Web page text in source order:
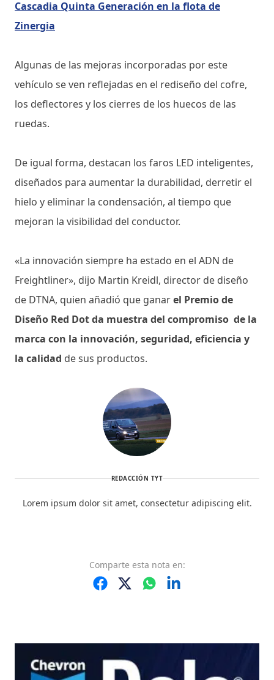
Cascadia Quinta Generación en la flota de
Zinergia
Algunas de las mejoras incorporadas por este
vehículo se ven reflejadas en el rediseño del cofre,
los deflectores y los cierres de los huecos de las
ruedas.
De igual forma, destacan los faros LED inteligentes,
diseñados para aumentar la durabilidad, derretir el
hielo y eliminar la condensación, al tiempo que
mejoran la visibilidad del conductor.
«La innovación siempre ha estado en el ADN de
Freightliner», dijo Martin Kreidl, director de diseño
de DTNA, quien añadió que ganarel Premio de
Diseño Red Dot da muestra del compromiso de la
marca con la innovación, seguridad, eficiencia y
la calidad de sus productos.
REDACCIÓN TYT
Lorem ipsum dolor sit amet, consectetur adipiscing elit.
Comparte esta nota en: